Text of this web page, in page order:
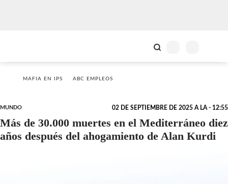
MAFIA EN IPS ABC EMPLEOS
MUNDO 02 DE SEPTIEMBRE DE 2025 A LA - 12:55
Más de 30.000 muertes en el Mediterráneo diez
años después del ahogamiento de Alan Kurdi